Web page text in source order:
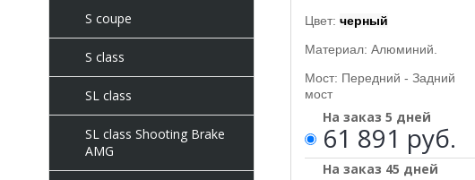
S coupe
S class
SL class
SL class Shooting Brake
AMG
Цвет: черный
Материал: Алюминий.
Мост: Передний - Задний
мост
На заказ 5 дней
61 891 руб.
На заказ 45 дней